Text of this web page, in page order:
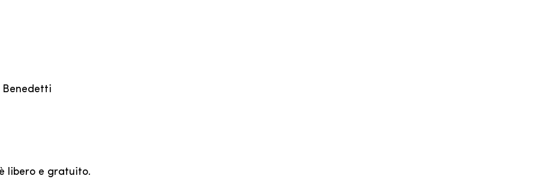
Benedetti
libero e gratuito.